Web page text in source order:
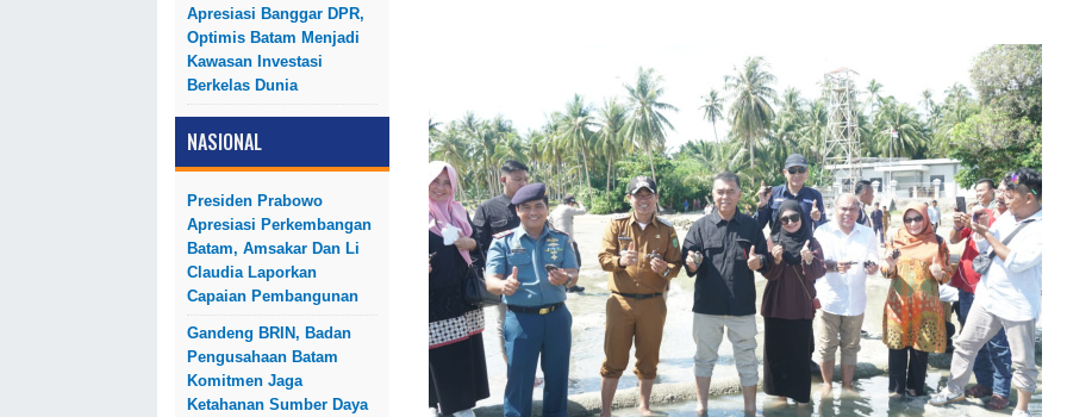
Apresiasi Banggar DPR,
Optimis Batam Menjadi
Kawasan Investasi
Berkelas Dunia
NASIONAL
Presiden Prabowo
Apresiasi Perkembangan
Batam, Amsakar Dan Li
Claudia Laporkan
Capaian Pembangunan
Gandeng BRIN, Badan
Pengusahaan Batam
Komitmen Jaga
Ketahanan Sumber Daya